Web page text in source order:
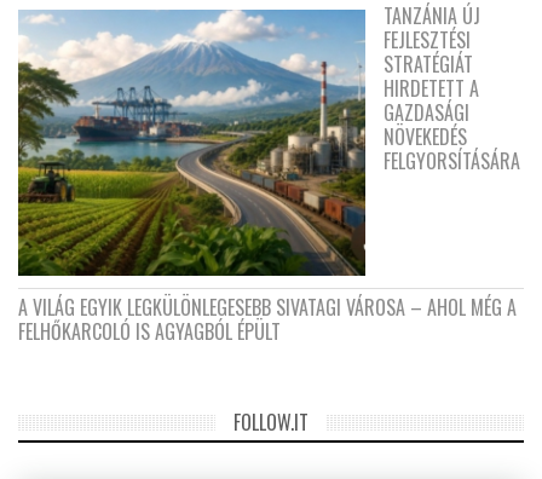
TANZÁNIA ÚJ
FEJLESZTÉSI
STRATÉGIÁT
HIRDETETT A
GAZDASÁGI
NÖVEKEDÉS
FELGYORSÍTÁSÁRA
A VILÁG EGYIK LEGKÜLÖNLEGESEBB SIVATAGI VÁROSA – AHOL MÉG A
FELHŐKARCOLÓ IS AGYAGBÓL ÉPÜLT
FOLLOW.IT